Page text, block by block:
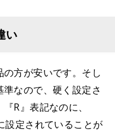
い
方が安いです。そし
なので、硬く設定さ
R』表記なのに、
設定されていることが